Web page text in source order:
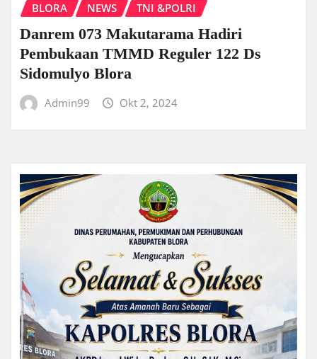
BLORA NEWS TNI &POLRI
Danrem 073 Makutarama Hadiri
Pembukaan TMMD Reguler 122 Ds
Sidomulyo Blora
Admin99 Okt 2, 2024